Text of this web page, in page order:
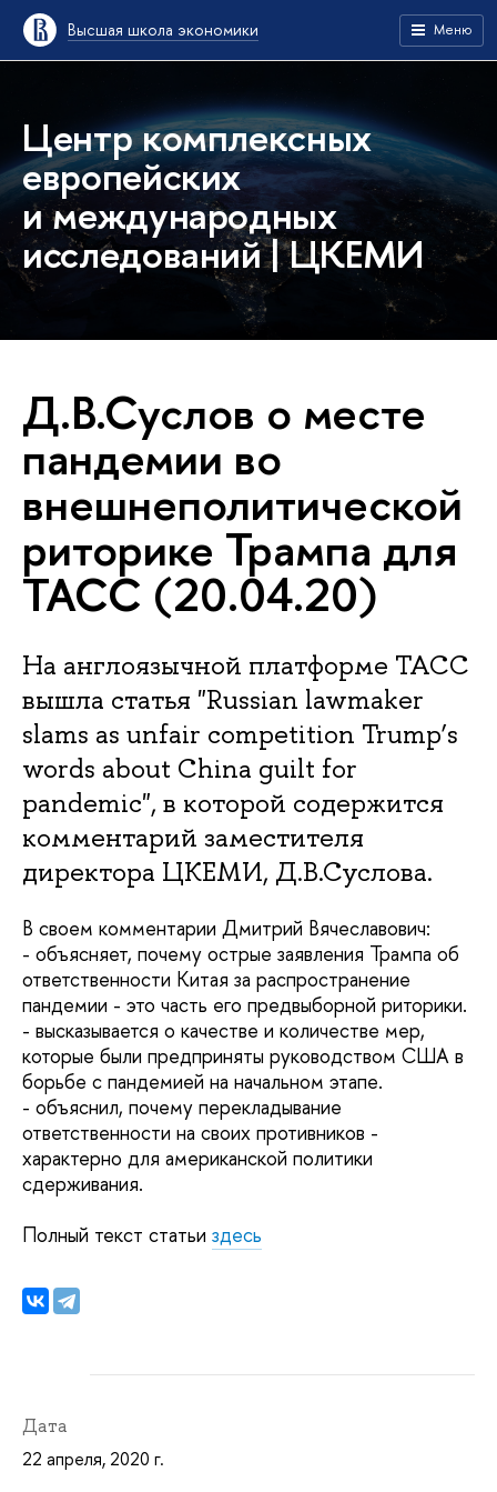
Высшая школа экономики Меню
Центр комплексных
европейских
и международных
исследований | ЦКЕМИ
Д.В.Суслов о месте
пандемии во
внешнеполитической
риторике Трампа для
ТАСС (20.04.20)
На англоязычной платформе ТАСС
вышла статья "Russian lawmaker
slams as unfair competition Trump’s
words about China guilt for
pandemic", в которой содержится
комментарий заместителя
директора ЦКЕМИ, Д.В.Суслова.
В своем комментарии Дмитрий Вячеславович:
- объясняет, почему острые заявления Трампа об
ответственности Китая за распространение
пандемии - это часть его предвыборной риторики.
- высказывается о качестве и количестве мер,
которые были предприняты руководством США в
борьбе с пандемией на начальном этапе.
- объяснил, почему перекладывание
ответственности на своих противников -
характерно для американской политики
сдерживания.
Полный текст статьи здесь
Дата
22 апреля, 2020 г.